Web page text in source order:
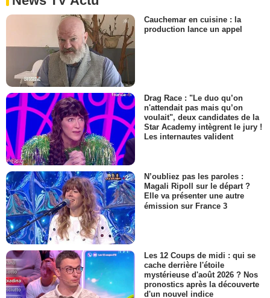
Cauchemar en cuisine : la
production lance un appel
Drag Race : "Le duo qu’on
n'attendait pas mais qu’on
voulait", deux candidates de la
Star Academy intègrent le jury !
Les internautes valident
N’oubliez pas les paroles :
Magali Ripoll sur le départ ?
Elle va présenter une autre
émission sur France 3
Les 12 Coups de midi : qui se
cache derrière l'étoile
mystérieuse d'août 2026 ? Nos
pronostics après la découverte
d'un nouvel indice